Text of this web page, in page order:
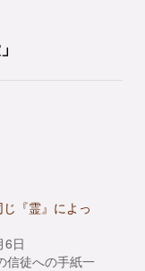
『霊』によっ
6日
信徒への手紙一